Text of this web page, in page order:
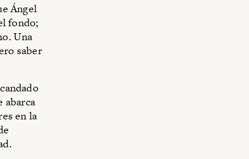
Ángel
fondo;
Una
saber
abarca
en la